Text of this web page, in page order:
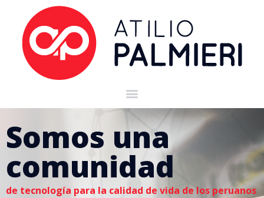
Somos una
comunidad
de tecnología para la calidad de vida de los peruanos